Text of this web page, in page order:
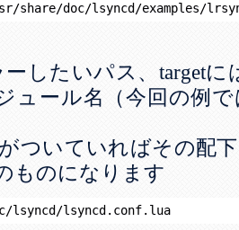
share/doc/lsyncd/examples/
ーしたいパス、targetに
ュール名（今回の例
ついていればその配
ものになります
lsyncd/lsyncd .conf.lua